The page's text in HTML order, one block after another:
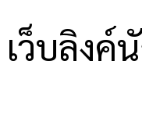
เว็บลิงค์